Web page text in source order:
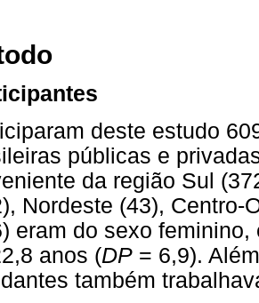
deste estudo
públicas e
da região Sul
Nordeste (43), Centro-
eram do sexo
anos (DP = 6,9).
também